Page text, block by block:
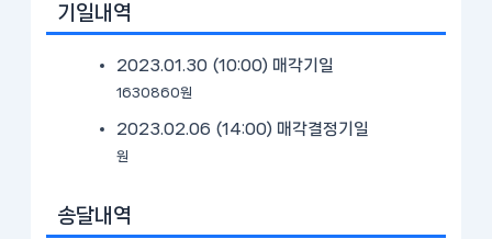
기일내역
2023.01.30 (10:00) 매각기일
1630860원
2023.02.06 (14:00) 매각결정기일
원
송달내역